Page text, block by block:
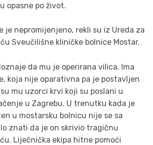
opasne po život.
je nepromijenjeno, rekli su iz Ureda za
Sveučilišne kliničke bolnice Mostar.
da mu je operirana vilica. Ima
koja nije oparativna pa je postavljen
mu uzorci krvi koji su poslani u
u Zagrebu. U trenutku kada je
u mostarsku bolnicu nije se sa
znati da je on skrivio tragičnu
Liječnička ekipa hitne pomoći